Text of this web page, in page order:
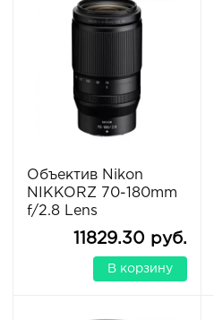
Объектив Nikon
NIKKORZ 70-180mm
f/2.8 Lens
11829.30 руб.
В корзину